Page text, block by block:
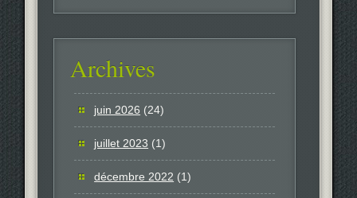
Archives
juin 2026 (24)
juillet 2023 (1)
décembre 2022 (1)